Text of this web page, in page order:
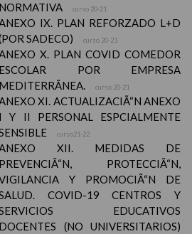
NORMATIVA
curso 20-21
IX. PLAN REFORZADO L+D
SADECO)
curso 20-21
X. PLAN COVID COMEDOR
ESCOLAR POR EMPRESA
MEDITERRÃNEA.
curso 20-21
XI. ACTUALIZACIÃ“N ANEXO
I Y II PERSONAL ESPCIALMENTE
curso21-22
XII. MEDIDAS DE
PREVENCIÃ“N, PROTECCIÃ“N,
Y PROMOCIÃ“N DE
COVID-19 CENTROS Y
EDUCATIVOS
DOCENTES (NO UNIVERSITARIOS)